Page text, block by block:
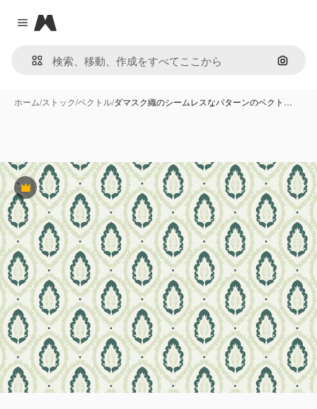
Close menu
Magnific
画像で
ホーム/ストック/ベクトル/ダマスク織のシームレスなパターンのベクト…
Premium